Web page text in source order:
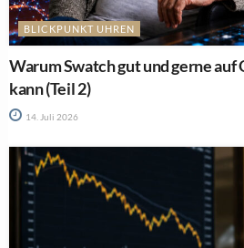
BLICKPUNKT UHREN
Warum Swatch gut und gerne
kann (Teil 2)
14. Juli 2026